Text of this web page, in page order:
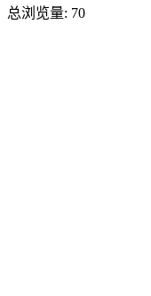
总浏览量: 70